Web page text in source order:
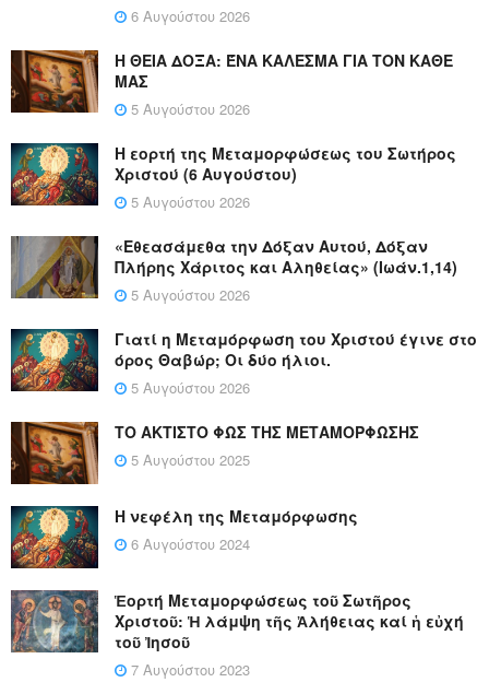
6 Αυγούστου 2026
Η ΘΕΙΑ ΔΟΞΑ: ΈΝΑ ΚΑΛΕΣΜΑ ΓΙΑ ΤΟΝ ΚΑΘΕ
ΜΑΣ
5 Αυγούστου 2026
Η εορτή της Μεταμορφώσεως του Σωτήρος
Χριστού (6 Αυγούστου)
5 Αυγούστου 2026
«Εθεασάμεθα την Δόξαν Αυτού, Δόξαν
Πλήρης Χάριτος και Αληθείας» (Ιωάν.1,14)
5 Αυγούστου 2026
Γιατί η Μεταμόρφωση του Χριστού έγινε στο
όρος Θαβώρ; Οι δύο ήλιοι.
5 Αυγούστου 2026
ΤΟ ΑΚΤΙΣΤΟ ΦΩΣ ΤΗΣ ΜΕΤΑΜΟΡΦΩΣΗΣ
5 Αυγούστου 2025
Η νεφέλη της Μεταμόρφωσης
6 Αυγούστου 2024
Ἑορτή Μεταμορφώσεως τοῦ Σωτῆρος
Χριστοῦ: Ἡ λάμψη τῆς Ἀλήθειας καί ἡ εὐχή
τοῦ Ἰησοῦ
7 Αυγούστου 2023